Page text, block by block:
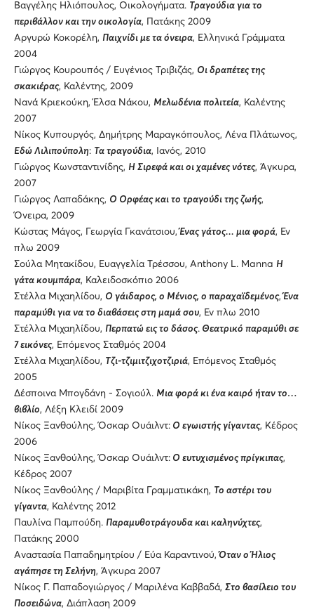
Βαγγέλης Ηλιόπουλος, Οικολογήματα. Τραγούδια για το
περιβάλλον και την οικολογία, Πατάκης 2009
Αργυρώ Κοκορέλη, Παιχνίδι με τα όνειρα, Ελληνικά Γράμματα
2004
Γιώργος Κουρουπός / Ευγένιος Τριβιζάς, Οι δραπέτες της
σκακιέρας, Καλέντης, 2009
Νανά Κριεκούκη, Έλσα Νάκου, Μελωδένια πολιτεία, Καλέντης
2007
Νίκος Κυπουργός, Δημήτρης Μαραγκόπουλος, Λένα Πλάτωνος,
Εδώ Λιλιπούπολη: Τα τραγούδια, Ιανός, 2010
Γιώργος Κωνσταντινίδης, Η Σιρεφά και οι χαμένες νότες, Άγκυρα,
2007
Γιώργος Λαπαδάκης, Ο Ορφέας και το τραγούδι της ζωής,
Όνειρα, 2009
Κώστας Μάγος, Γεωργία Γκανάτσιου,Ένας γάτος... μια φορά, Εν
πλω 2009
Σούλα Μητακίδου, Ευαγγελία Τρέσσου, Anthony L. Manna Η
γάτα κουμπάρα, Καλειδοσκόπιο 2006
Στέλλα Μιχαηλίδου, Ο γάιδαρος, ο Μένιος, ο παραχαϊδεμένος,Ένα
παραμύθι για να το διαβάσεις στη μαμά σου, Εν πλω 2010
Στέλλα Μιχαηλίδου, Περπατώ εις το δάσος. Θεατρικό παραμύθι σε
7 εικόνες, Επόμενος Σταθμός 2004
Στέλλα Μιχαηλίδου, Τζι-τζιμιτζιχοτζιριά, Επόμενος Σταθμός
2005
Δέσποινα Μπογδάνη - Σογιούλ. Μια φορά κι ένα καιρό ήταν το…
βιβλίο, Λέξη Κλειδί 2009
Νίκος Ξανθούλης, Όσκαρ Ουάιλντ: Ο εγωιστής γίγαντας, Κέδρος
2006
Νίκος Ξανθούλης, Όσκαρ Ουάιλντ: Ο ευτυχισμένος πρίγκιπας,
Κέδρος 2007
Νίκος Ξανθούλης / Μαριβίτα Γραμματικάκη, Το αστέρι του
γίγαντα, Καλέντης 2012
Παυλίνα Παμπούδη. Παραμυθοτράγουδα και καληνύχτες,
Πατάκης 2000
Αναστασία Παπαδημητρίου / Εύα Καραντινού, Όταν ο Ήλιος
αγάπησε τη Σελήνη, Άγκυρα 2007
Νίκος Γ. Παπαδογιώργος / Μαριλένα Καββαδά, Στο βασίλειο του
Ποσειδώνα, Διάπλαση 2009